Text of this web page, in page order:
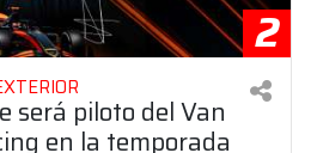
2
será piloto del Van
en la temporada